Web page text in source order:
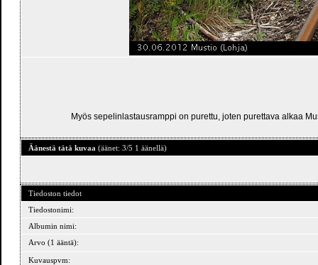
Myös sepelinlastausramppi on purettu, joten purettava alkaa
Äänestä tätä kuvaa (äänet: 3/5 1 äänellä)
Tiedoston tiedot
Tiedostonimi:
Albumin nimi:
Arvo (1 ääntä):
Kuvauspvm: